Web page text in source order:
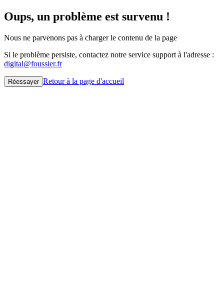
Oups, un problème est survenu !
Nous ne parvenons pas à charger le contenu de la page
Si le problème persiste, contactez notre service support à l'adresse :
digital@foussier.fr
Réessayer Retour à la page d'accueil